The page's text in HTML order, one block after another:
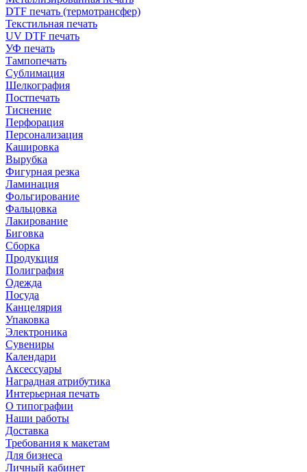
DTF печать (термотрансфер)
Текстильная печать
UV DTF печать
УФ печать
Тампопечать
Сублимация
Шелкография
Постпечать
Тиснение
Перфорация
Персонализация
Кашировка
Вырубка
Фигурная резка
Ламинация
Фольгирование
Фальцовка
Лакирование
Биговка
Сборка
Продукция
Полиграфия
Одежда
Посуда
Канцелярия
Упаковка
Электроника
Сувениры
Календари
Аксессуары
Наградная атрибутика
Интерьерная печать
О типографии
Наши работы
Доставка
Требования к макетам
Для бизнеса
Личный кабинет